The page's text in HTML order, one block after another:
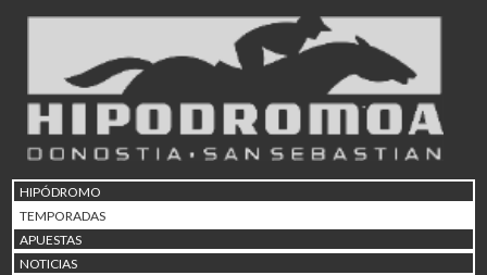
HIPÓDROMO
TEMPORADAS
APUESTAS
NOTICIAS